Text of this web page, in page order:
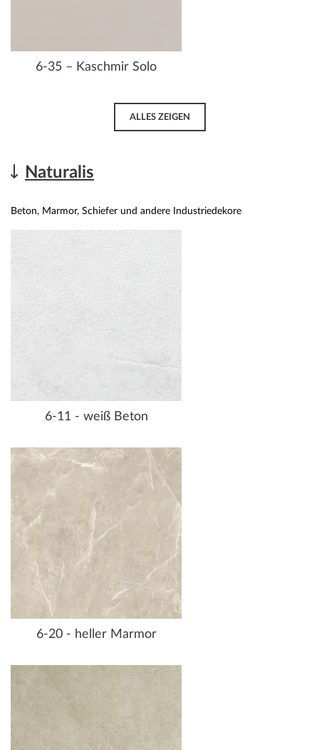
6-35 – Kaschmir Solo
ALLES ZEIGEN
Naturalis
Beton, Marmor, Schiefer und andere Industriedekore
6-11 - weiß Beton
6-20 - heller Marmor